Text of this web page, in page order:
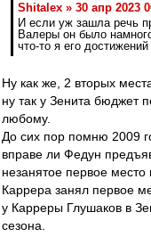
Shitalex » 30 апр 2023
И если уж зашла речь
Валеры он было
что-то я его
Ну как же, 2 вторых
ну так у Зенита бюджет
любому.
До сих пор помню 2009
вправе ли Федун
незанятое первое место
Каррера занял первое
у Карреры Глушаков в
сезона.